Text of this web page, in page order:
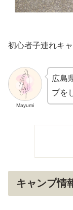
初心者子連れキ
Mayumi
広島
プを
キャンプ情